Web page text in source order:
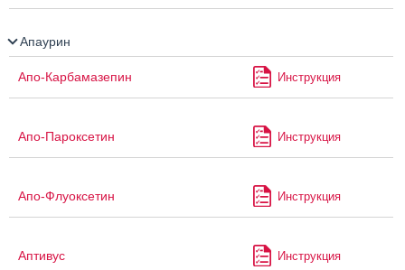
Апаурин
Апо-Карбамазепин Инструкция
Апо-Пароксетин Инструкция
Апо-Флуоксетин Инструкция
Аптивус Инструкция